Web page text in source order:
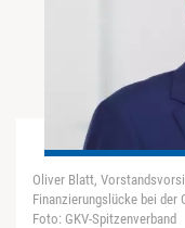
Oliver Blatt,
Finanzierungslücke bei der
Foto: GKV-Spitzenverband